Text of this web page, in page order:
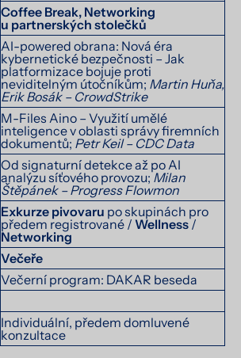
Coffee Break, Networking
u partnerských stolečků
AI-powered obrana: Nová éra
kybernetické bezpečnosti – Jak
platformizace bojuje proti
neviditelným útočníkům; Martin Huňa,
Erik Bosák – CrowdStrike
M-Files Aino – Využití umělé
inteligence v oblasti správy firemních
dokumentů; Petr Keil – CDC Data
Od signaturní detekce až po AI
analýzu síťového provozu;Milan
Štěpánek – Progress Flowmon
Exkurze pivovaru po skupinách pro
předem registrované / Wellness/
Networking
Večeře
Večerní program: DAKAR beseda
Individuální, předem domluvené
konzultace